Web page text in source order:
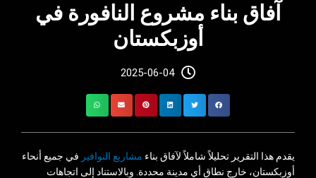
آفاق بناء مشروع النافورة في
أوزبكستان
2025-06-04
يقدم هذا التقرير تحليلاً شاملاً لآفاق بناء مشاريع النوافير في جميع أنحاء
أوزبكستان، خارج نطاق أي مدينة محددة. وبالاستناد إلى اتجاهات